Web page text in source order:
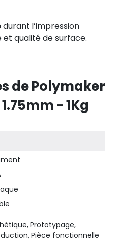
durant l’impression
et qualité de surface.
de Polymaker
- 1Kg
Prototypage,
Pièce fonctionnelle